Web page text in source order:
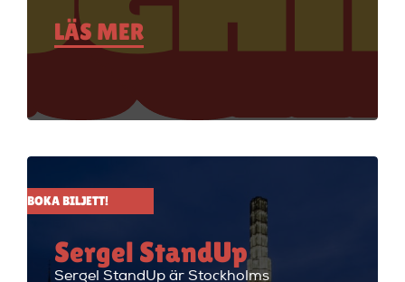
Stockholms äldsta
standupklubbar och är känd för
att ha de bästa komikerna i
välkommen till Big Ben Stand
LÄS MER
BOKA BILJETT!
Sergel StandUp
Sergel StandUp är Stockholms